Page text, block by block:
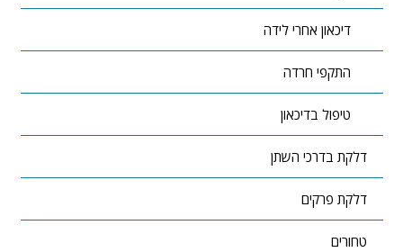
דיכאון אחרי לידה
התקפי חרדה
טיפול בדיכאון
דלקת בדרכי השתן
דלקת פרקים
טחורים